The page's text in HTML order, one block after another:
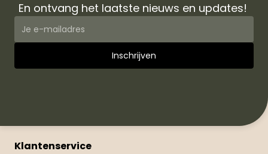
En ontvang het laatste nieuws en updates!
Klantenservice